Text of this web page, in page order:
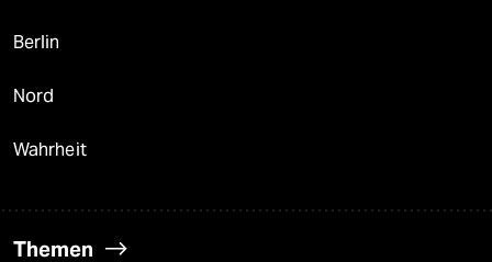
Berlin
Nord
Wahrheit
Themen